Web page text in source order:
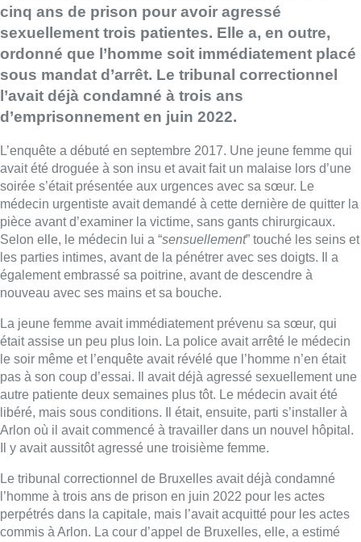
cinq ans de prison pour avoir agressé
sexuellement trois patientes. Elle a, en outre,
ordonné que l’homme soit immédiatement placé
sous mandat d’arrêt. Le tribunal correctionnel
l’avait déjà condamné à trois ans
d’emprisonnement en juin 2022.
L’enquête a débuté en septembre 2017. Une jeune femme qui
avait été droguée à son insu et avait fait un malaise lors d’une
soirée s’était présentée aux urgences avec sa sœur. Le
médecin urgentiste avait demandé à cette dernière de quitter la
pièce avant d’examiner la victime, sans gants chirurgicaux.
Selon elle, le médecin lui a “sensuellement” touché les seins et
les parties intimes, avant de la pénétrer avec ses doigts. Il a
également embrassé sa poitrine, avant de descendre à
nouveau avec ses mains et sa bouche.
La jeune femme avait immédiatement prévenu sa sœur, qui
était assise un peu plus loin. La police avait arrêté le médecin
le soir même et l’enquête avait révélé que l’homme n’en était
pas à son coup d’essai. Il avait déjà agressé sexuellement une
autre patiente deux semaines plus tôt. Le médecin avait été
libéré, mais sous conditions. Il était, ensuite, parti s’installer à
Arlon où il avait commencé à travailler dans un nouvel hôpital.
Il y avait aussitôt agressé une troisième femme.
Le tribunal correctionnel de Bruxelles avait déjà condamné
l’homme à trois ans de prison en juin 2022 pour les actes
perpétrés dans la capitale, mais l’avait acquitté pour les actes
commis à Arlon. La cour d’appel de Bruxelles, elle, a estimé